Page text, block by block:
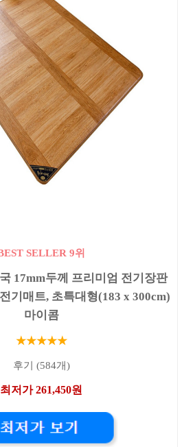
SELLER 9위
17mm두께 프리미엄 전기장판
기매트, 초특대형(183 x 300cm)
마이콤
★★★★★
후기 (584개)
최저가 261,450원